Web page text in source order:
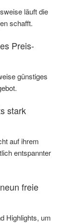
läuft die
schafft.
Preis-
günstiges
stark
auf ihrem
entspannter
freie
Highlights, um